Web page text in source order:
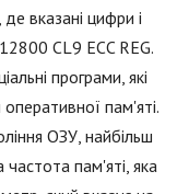
вказані цифри і
CL9 ECC REG.
програми, які
пам'яті.
ОЗУ, найбільш
пам'яті, яка